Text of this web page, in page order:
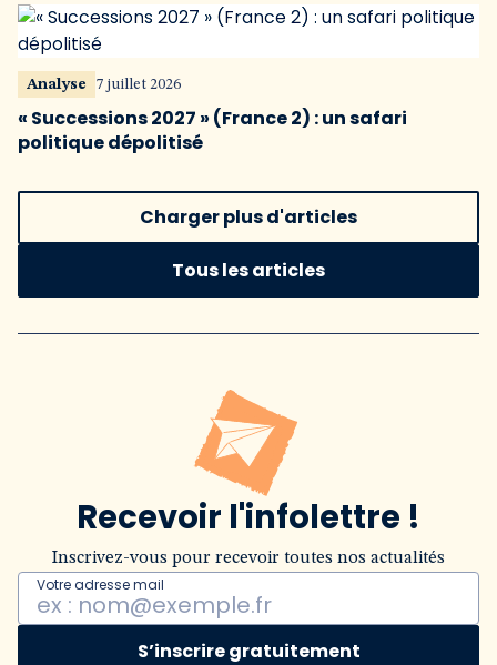
Analyse 7 juillet 2026
« Successions 2027 » (France 2) : un safari
politique dépolitisé
Charger plus d'articles
Tous les articles
Recevoir l'infolettre !
Inscrivez-vous pour recevoir toutes nos actualités
Votre adresse mail
S’inscrire gratuitement